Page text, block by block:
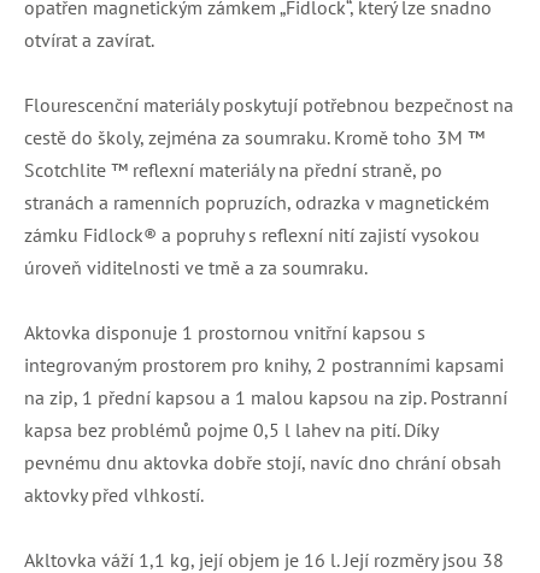
opatřen magnetickým zámkem „Fidlock“, který lze snadno
otvírat a zavírat.
Flourescenční materiály poskytují potřebnou bezpečnost na
cestě do školy, zejména za soumraku. Kromě toho 3M ™
Scotchlite ™ reflexní materiály na přední straně, po
stranách a ramenních popruzích, odrazka v magnetickém
zámku Fidlock® a popruhy s reflexní nití zajistí vysokou
úroveň viditelnosti ve tmě a za soumraku.
Aktovka disponuje 1 prostornou vnitřní kapsou s
integrovaným prostorem pro knihy, 2 postranními kapsami
na zip, 1 přední kapsou a 1 malou kapsou na zip. Postranní
kapsa bez problémů pojme 0,5 l lahev na pití. Díky
pevnému dnu aktovka dobře stojí, navíc dno chrání obsah
aktovky před vlhkostí.
Akltovka váží 1,1 kg, její objem je 16 l. Její rozměry jsou 38